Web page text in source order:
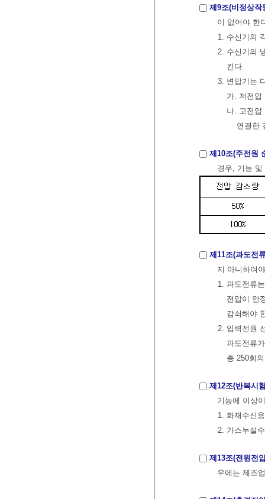
제9조(비정상작
이 없어야 한
1. 수신기의
2. 수신기의
킨다.
3. 변압기는
가. 저전압
나. 고전압
연결한
제10조(주전원
경우, 기능
제11조(과도전
지 아니하여
1. 과도전류
전압이 안
감쇠해야
2. 입력전원
과도전류
총 250회
제12조(반복시
기능에 이상
1. 화재수신
2. 가스누설
제13조(전원전
우에는 제조